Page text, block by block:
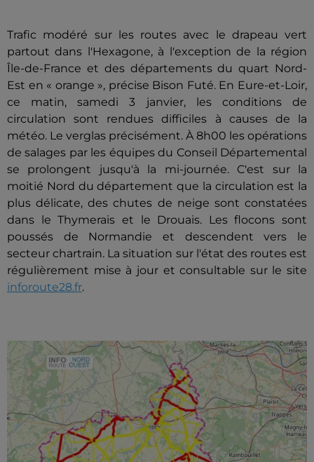
Trafic modéré sur les routes avec le drapeau vert
partout dans l'Hexagone, à l'exception de la région
Île-de-France et des départements du quart Nord-
Est en « orange », précise Bison Futé. En Eure-et-Loir,
ce matin, samedi 3 janvier, les conditions de
circulation sont rendues difficiles à causes de la
météo. Le verglas précisément. À 8h00 les opérations
de salages par les équipes du Conseil Départemental
se prolongent jusqu'à la mi-journée. C'est sur la
moitié Nord du département que la circulation est la
plus délicate, des chutes de neige sont constatées
dans le Thymerais et le Drouais. Les flocons sont
poussés de Normandie et descendent vers le
secteur chartrain. La situation sur l'état des routes est
régulièrement mise à jour et consultable sur le site
inforoute28.fr.